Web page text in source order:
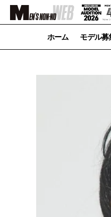
ホーム モデル募